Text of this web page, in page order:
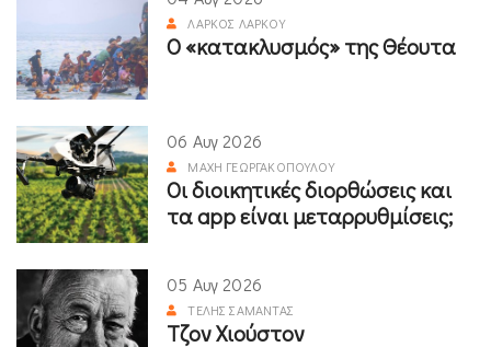
ΛΆΡΚΟΣ ΛΆΡΚΟΥ
Ο «κατακλυσμός» της Θέουτα
06 Αυγ 2026
ΜΆΧΗ ΓΕΩΡΓΑΚΟΠΟΎΛΟΥ
Οι διοικητικές διορθώσεις και
τα app είναι μεταρρυθμίσεις;
05 Αυγ 2026
ΤΈΛΗΣ ΣΑΜΑΝΤΆΣ
Τζον Χιούστον